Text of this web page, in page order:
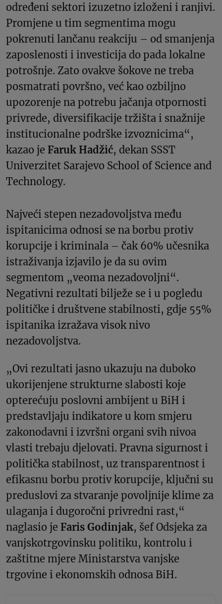
određeni sektori izuzetno izloženi i ranjivi.
Promjene u tim segmentima mogu
pokrenuti lančanu reakciju – od smanjenja
zaposlenosti i investicija do pada lokalne
potrošnje. Zato ovakve šokove ne treba
posmatrati površno, već kao ozbiljno
upozorenje na potrebu jačanja otpornosti
privrede, diversifikacije tržišta i snažnije
institucionalne podrške izvoznicima“,
kazao je Faruk Hadžić, dekan SSST
Univerzitet Sarajevo School of Science and
Technology.
Najveći stepen nezadovoljstva među
ispitanicima odnosi se na borbu protiv
korupcije i kriminala – čak 60% učesnika
istraživanja izjavilo je da su ovim
segmentom „veoma nezadovoljni“.
Negativni rezultati bilježe se i u pogledu
političke i društvene stabilnosti, gdje 55%
ispitanika izražava visok nivo
nezadovoljstva.
„Ovi rezultati jasno ukazuju na duboko
ukorijenjene strukturne slabosti koje
opterećuju poslovni ambijent u BiH i
predstavljaju indikatore u kom smjeru
zakonodavni i izvršni organi svih nivoa
vlasti trebaju djelovati. Pravna sigurnost i
politička stabilnost, uz transparentnost i
efikasnu borbu protiv korupcije, ključni su
preduslovi za stvaranje povoljnije klime za
ulaganja i dugoročni privredni rast,“
naglasio je Faris Godinjak, šef Odsjeka za
vanjskotrgovinsku politiku, kontrolu i
zaštitne mjere Ministarstva vanjske
trgovine i ekonomskih odnosa BiH.